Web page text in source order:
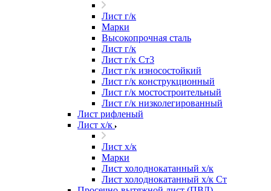
Лист г/к
Марки
Высокопрочная сталь
Лист г/к
Лист г/к Ст3
Лист г/к износостойкий
Лист г/к конструкционный
Лист г/к мостостроительный
Лист г/к низколегированный
Лист рифленый
Лист х/к
Лист х/к
Марки
Лист холоднокатанный х/к
Лист холоднокатанный х/к Ст